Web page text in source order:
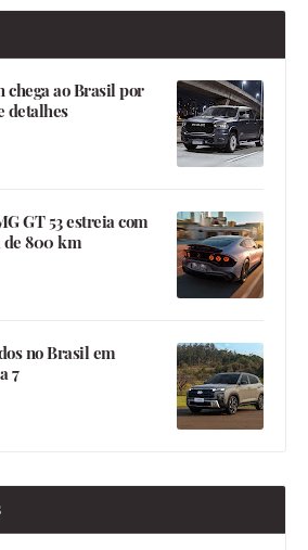
chega ao Brasil por
detalhes
GT 53 estreia com
de 800 km
no Brasil em
7